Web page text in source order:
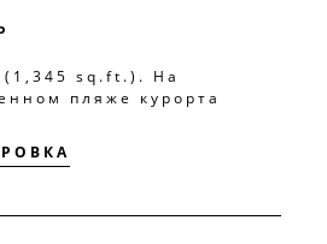
(1,345 sq.ft.). На
пляже курорта